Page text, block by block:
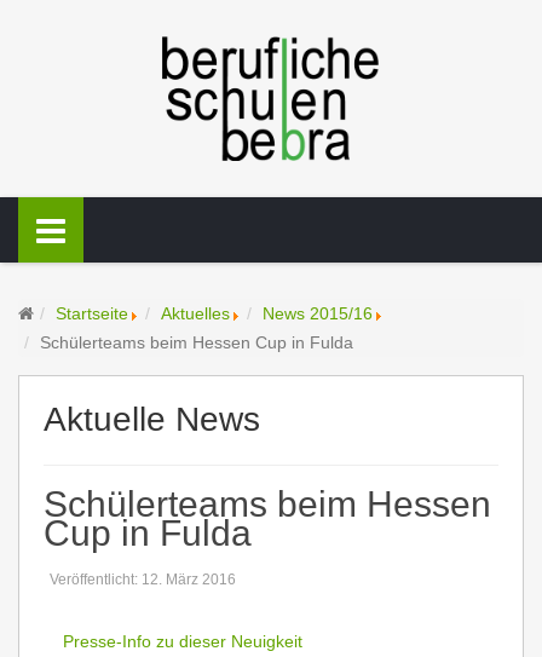
Startseite Aktuelles
News 2015/16
Schülerteams beim Hessen Cup in Fulda
Aktuelle News
Schülerteams beim Hessen
Cup in Fulda
Veröffentlicht: 12. März 2016
Presse-Info zu dieser Neuigkeit